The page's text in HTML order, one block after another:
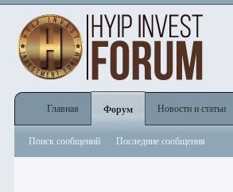
Главная Форум
Поиск сообщений Последние сообщения
Новости и статьи